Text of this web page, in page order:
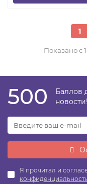
1
Показано с
500
Баллов
Я прочитал и